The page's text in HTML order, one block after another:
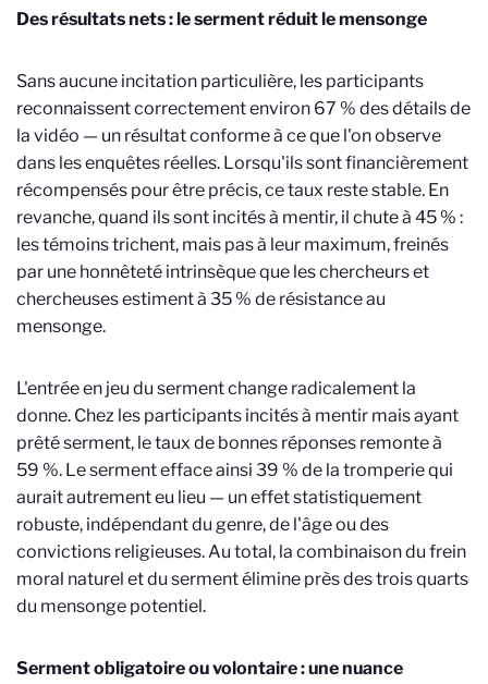
Des résultats nets : le serment réduit le mensonge
Sans aucune incitation particulière, les participants
reconnaissent correctement environ 67 % des détails de
la vidéo — un résultat conforme à ce que l'on observe
dans les enquêtes réelles. Lorsqu'ils sont financièrement
récompensés pour être précis, ce taux reste stable. En
revanche, quand ils sont incités à mentir, il chute à 45 % :
les témoins trichent, mais pas à leur maximum, freinés
par une honnêteté intrinsèque que les chercheurs et
chercheuses estiment à 35 % de résistance au
mensonge.
L'entrée en jeu du serment change radicalement la
donne. Chez les participants incités à mentir mais ayant
prêté serment, le taux de bonnes réponses remonte à
59 %. Le serment efface ainsi 39 % de la tromperie qui
aurait autrement eu lieu — un effet statistiquement
robuste, indépendant du genre, de l'âge ou des
convictions religieuses. Au total, la combinaison du frein
moral naturel et du serment élimine près des trois quarts
du mensonge potentiel.
Serment obligatoire ou volontaire : une nuance